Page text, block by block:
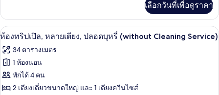
ปลอด
บุหรี่
เกี่ยว
กับ
ห้อง
หลาย
เตียง,
ปลอด
บุหรี่
เลือกวันที่เพื่อดูราคา
เปิด
ภาพถ่าย
ทั้งหมด
ของ
ห้อง
ผ้านวมขนเป็ด, ตู้นิรภัยในห้องพัก, โต๊ะ
9
ห้องทริปเปิล, หลายเตียง, ปลอดบุหรี่ (without Cleaning Service)
34 ตารางเมตร
1 ห้องนอน
พักได้ 4 คน
2 เตียงเดี่ยวขนาดใหญ่ และ 1 เตียงควีนไซส์